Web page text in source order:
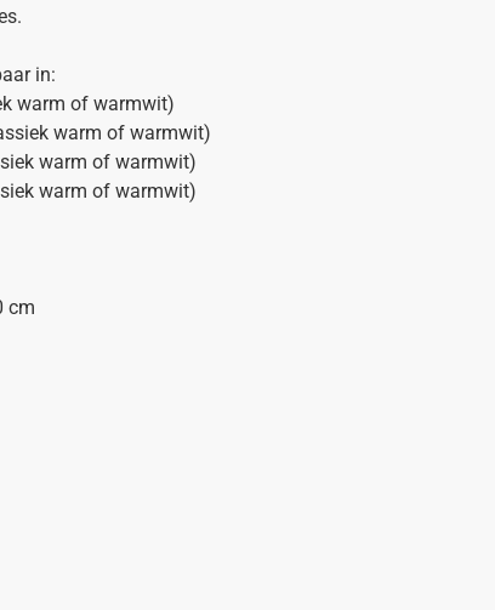
in:
warm of warmwit)
warm of warmwit)
warm of warmwit)
warm of warmwit)
cm